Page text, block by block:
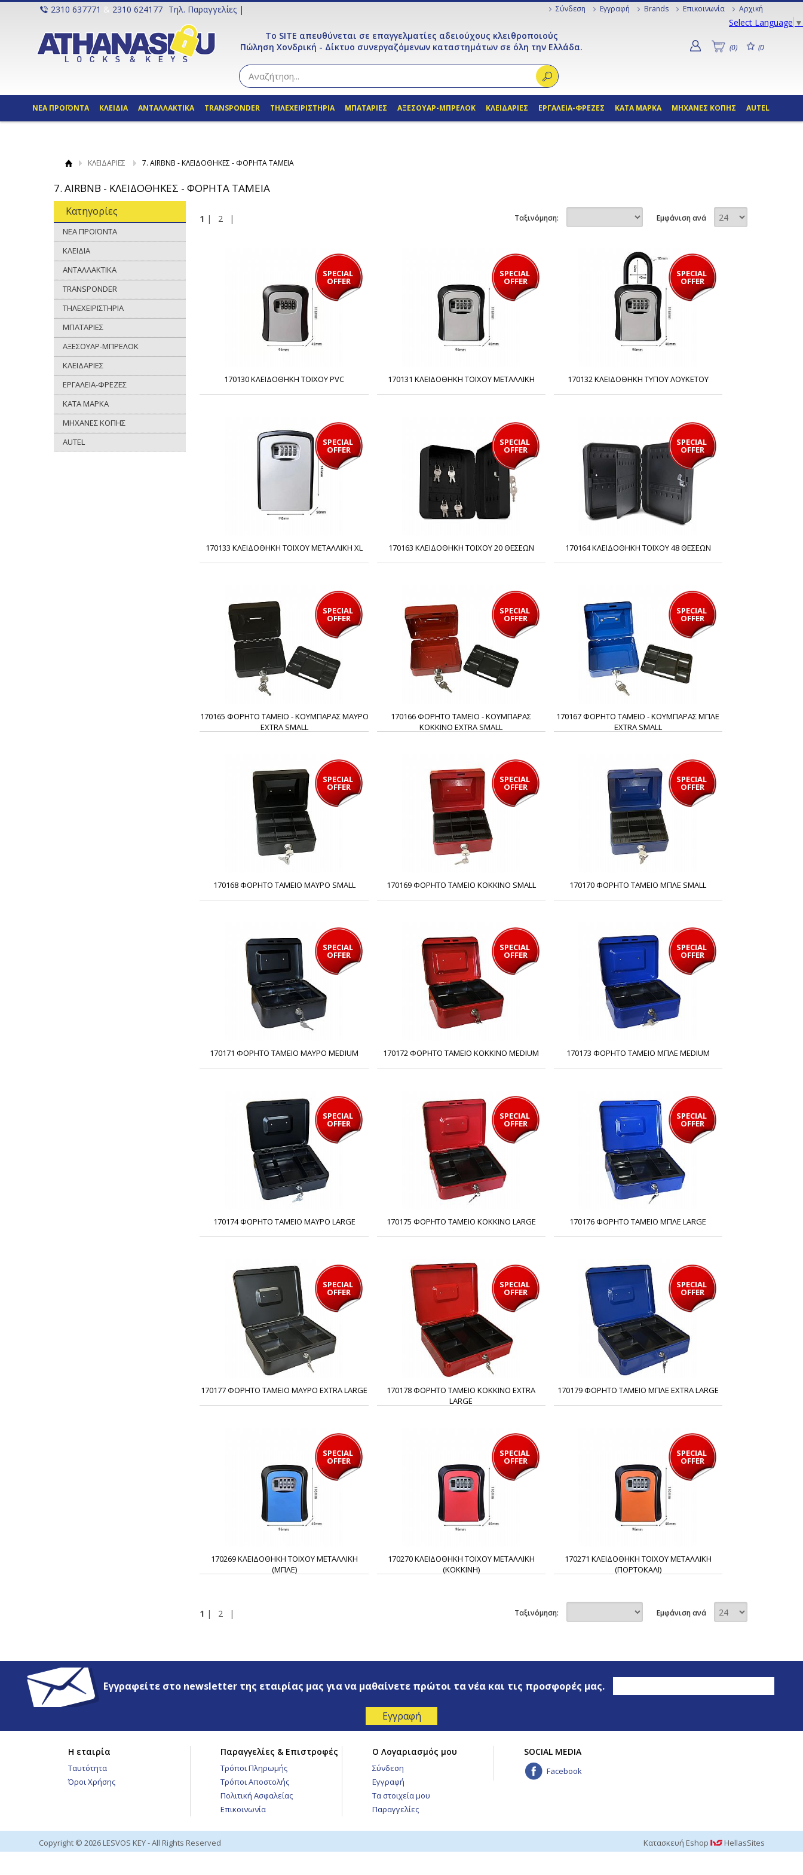
2310 637771 & 2310 624177 Τηλ. Παραγγελίες | Σύνδεση Εγγραφή Brands Επικοινωνία Αρχική
Select Language ▼
(0) (0
Το SITE απευθύνεται σε επαγγελματίες αδειούχους κλειθροποιούς
Πώληση Χονδρική - Δίκτυο συνεργαζόμενων καταστημάτων σε όλη την Ελλάδα.
ΝΕΑ ΠΡΟΪΟΝΤΑ ΚΛΕΙΔΙΑ ΑΝΤΑΛΛΑΚΤΙΚΑ TRANSPONDER ΤΗΛΕΧΕΙΡΙΣΤΗΡΙΑ ΜΠΑΤΑΡΙΕΣ ΑΞΕΣΟΥΑΡ-ΜΠΡΕΛΟΚ ΚΛΕΙΔΑΡΙΕΣ ΕΡΓΑΛΕΙΑ-ΦΡΕΖΕΣ ΚΑΤΑ ΜΑΡΚΑ ΜΗΧΑΝΕΣ ΚΟΠΗΣ AUTEL
ΚΛΕΙΔΑΡΙΕΣ 7. AIRBNB - ΚΛΕΙΔΟΘΗΚΕΣ - ΦΟΡΗΤΑ ΤΑΜΕΙΑ
7. AIRBNB - ΚΛΕΙΔΟΘΗΚΕΣ - ΦΟΡΗΤΑ ΤΑΜΕΙΑ
Κατηγορίες
ΝΕΑ ΠΡΟΪΟΝΤΑ
ΚΛΕΙΔΙΑ
ΑΝΤΑΛΛΑΚΤΙΚΑ
TRANSPONDER
ΤΗΛΕΧΕΙΡΙΣΤΗΡΙΑ
ΜΠΑΤΑΡΙΕΣ
ΑΞΕΣΟΥΑΡ-ΜΠΡΕΛΟΚ
ΚΛΕΙΔΑΡΙΕΣ
ΕΡΓΑΛΕΙΑ-ΦΡΕΖΕΣ
ΚΑΤΑ ΜΑΡΚΑ
ΜΗΧΑΝΕΣ ΚΟΠΗΣ
AUTEL
1 | 2 | Εμφάνιση ανά
Ταξινόμηση:
SPECIAL
OFFER
170130 ΚΛΕΙΔΟΘΗΚΗ ΤΟΙΧΟΥ PVC
SPECIAL
OFFER
170131 ΚΛΕΙΔΟΘΗΚΗ ΤΟΙΧΟΥ ΜΕΤΑΛΛΙΚΗ
SPECIAL
OFFER
170132 ΚΛΕΙΔΟΘΗΚΗ ΤΥΠΟΥ ΛΟΥΚΕΤΟΥ
SPECIAL
OFFER
170133 ΚΛΕΙΔΟΘΗΚΗ ΤΟΙΧΟΥ ΜΕΤΑΛΛΙΚΗ XL
SPECIAL
OFFER
170163 ΚΛΕΙΔΟΘΗΚΗ ΤΟΙΧΟΥ 20 ΘΕΣΕΩΝ
SPECIAL
OFFER
170164 ΚΛΕΙΔΟΘΗΚΗ ΤΟΙΧΟΥ 48 ΘΕΣΕΩΝ
SPECIAL
OFFER
170165 ΦΟΡΗΤΟ ΤΑΜΕΙΟ - ΚΟΥΜΠΑΡΑΣ ΜΑΥΡΟ
EXTRA SMALL
SPECIAL
OFFER
170166 ΦΟΡΗΤΟ ΤΑΜΕΙΟ - ΚΟΥΜΠΑΡΑΣ
ΚΟΚΚΙΝΟ EXTRA SMALL
SPECIAL
OFFER
170167 ΦΟΡΗΤΟ ΤΑΜΕΙΟ - ΚΟΥΜΠΑΡΑΣ ΜΠΛΕ
EXTRA SMALL
SPECIAL
OFFER
170168 ΦΟΡΗΤΟ ΤΑΜΕΙΟ ΜΑΥΡΟ SMALL
SPECIAL
OFFER
170169 ΦΟΡΗΤΟ ΤΑΜΕΙΟ ΚΟΚΚΙΝΟ SMALL
SPECIAL
OFFER
170170 ΦΟΡΗΤΟ ΤΑΜΕΙΟ ΜΠΛΕ SMALL
SPECIAL
OFFER
170171 ΦΟΡΗΤΟ ΤΑΜΕΙΟ ΜΑΥΡΟ MEDIUM
SPECIAL
OFFER
170172 ΦΟΡΗΤΟ ΤΑΜΕΙΟ ΚΟΚΚΙΝΟ MEDIUM
SPECIAL
OFFER
170173 ΦΟΡΗΤΟ ΤΑΜΕΙΟ ΜΠΛΕ MEDIUM
SPECIAL
OFFER
170174 ΦΟΡΗΤΟ ΤΑΜΕΙΟ ΜΑΥΡΟ LARGE
SPECIAL
OFFER
170175 ΦΟΡΗΤΟ ΤΑΜΕΙΟ ΚΟΚΚΙΝΟ LARGE
SPECIAL
OFFER
170176 ΦΟΡΗΤΟ ΤΑΜΕΙΟ ΜΠΛΕ LARGE
SPECIAL
OFFER
170177 ΦΟΡΗΤΟ ΤΑΜΕΙΟ ΜΑΥΡΟ EXTRA LARGE
SPECIAL
OFFER
170178 ΦΟΡΗΤΟ ΤΑΜΕΙΟ ΚΟΚΚΙΝΟ EXTRA
LARGE
SPECIAL
OFFER
170179 ΦΟΡΗΤΟ ΤΑΜΕΙΟ ΜΠΛΕ EXTRA LARGE
SPECIAL
OFFER
170269 ΚΛΕΙΔΟΘΗΚΗ ΤΟΙΧΟΥ ΜΕΤΑΛΛΙΚΗ
(ΜΠΛΕ)
SPECIAL
OFFER
170270 ΚΛΕΙΔΟΘΗΚΗ ΤΟΙΧΟΥ ΜΕΤΑΛΛΙΚΗ
(ΚΟΚΚΙΝΗ)
SPECIAL
OFFER
170271 ΚΛΕΙΔΟΘΗΚΗ ΤΟΙΧΟΥ ΜΕΤΑΛΛΙΚΗ
(ΠΟΡΤΟΚΑΛΙ)
1 | 2 | Εμφάνιση ανά
Ταξινόμηση:
Εγγραφείτε στο newsletter της εταιρίας μας για να μαθαίνετε πρώτοι τα νέα και τις προσφορές μας.
Η εταιρία
Ταυτότητα
Όροι Χρήσης
Παραγγελίες & Επιστροφές
Τρόποι Πληρωμής
Τρόποι Αποστολής
Πολιτική Ασφαλείας
Επικοινωνία
Ο Λογαριασμός μου
Σύνδεση
Εγγραφή
Τα στοιχεία μου
Παραγγελίες
SOCIAL MEDIA
Facebook
Copyright © 2026 LESVOS KEY - All Rights Reserved Κατασκευή Eshop HellasSites